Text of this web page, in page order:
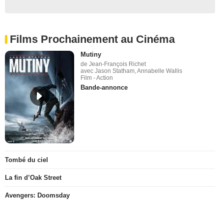
Films Prochainement au Cinéma
Mutiny
de Jean-François Richet
avec Jason Statham, Annabelle Wallis
Film - Action
Bande-annonce
Tombé du ciel
La fin d’Oak Street
Avengers: Doomsday